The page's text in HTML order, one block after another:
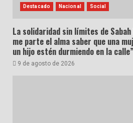
Destacado Nacional Social
La solidaridad sin límites de Sabah
me parte el alma saber que una
un hijo estén durmiendo en la calle”
9 de agosto de 2026